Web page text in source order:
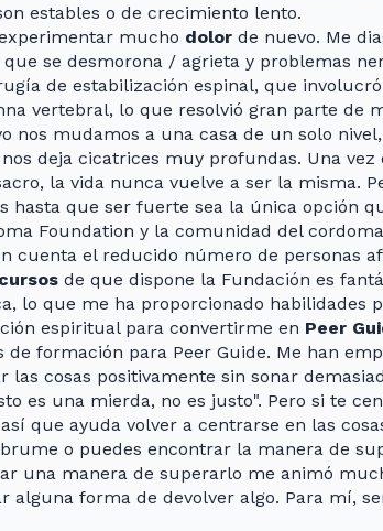
estables o de crecimiento lento.
mucho dolor de nuevo. Me
se desmorona / agrieta y problemas
de estabilización espinal, que
vertebral, lo que resolvió gran parte de
nos mudamos a una casa de un solo
deja cicatrices muy profundas. Una
la vida nunca vuelve a ser la misma.
hasta que ser fuerte sea la única opción
Foundation y la comunidad del
cuenta el reducido número de personas
de que dispone la Fundación es
lo que me ha proporcionado habilidades
espiritual para convertirme en Peer
formación para Peer Guide. Me han
cosas positivamente sin sonar
es una mierda, no es justo". Pero si te
que ayuda volver a centrarse en las
o puedes encontrar la manera de
una manera de superarlo me animó
alguna forma de devolver algo. Para mí,